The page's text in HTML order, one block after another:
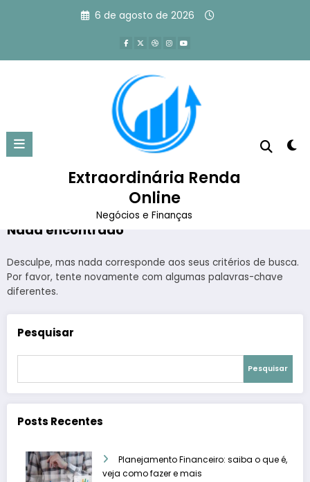
6 de agosto de 2026
Extraordinária Renda
Online
Negócios e Finanças
Tag: missão impossível 8 2025
Nada encontrado
Desculpe, mas nada corresponde aos seus critérios de busca.
Por favor, tente novamente com algumas palavras-chave
diferentes.
Pesquisar
Pesquisar
Posts Recentes
Planejamento Financeiro: saiba o que é,
veja como fazer e mais